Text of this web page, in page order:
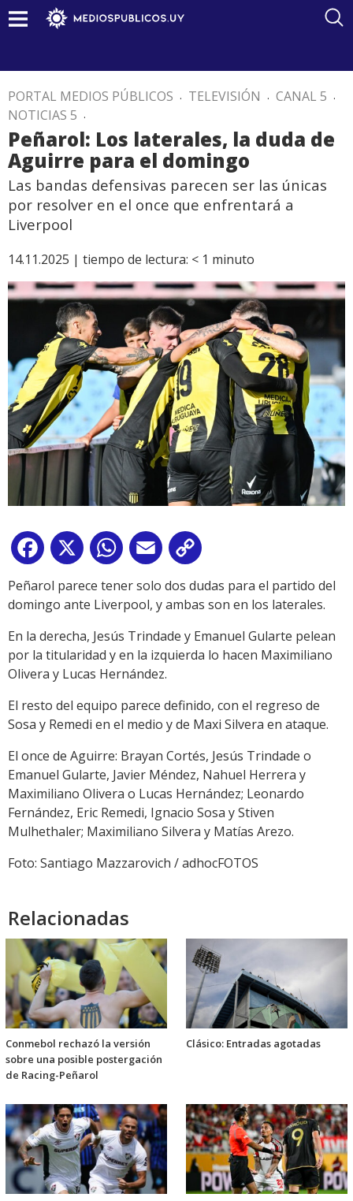
PORTAL MEDIOS PÚBLICOS . TELEVISIÓN . CANAL 5 .
NOTICIAS 5 .
Peñarol: Los laterales, la duda de
Aguirre para el domingo
Las bandas defensivas parecen ser las únicas
por resolver en el once que enfrentará a
Liverpool
14.11.2025 | tiempo de lectura: < 1 minuto
Facebook
X WhatsApp
Email
Link
Peñarol parece tener solo dos dudas para el partido del
domingo ante Liverpool, y ambas son en los laterales.
En la derecha, Jesús Trindade y Emanuel Gularte pelean
por la titularidad y en la izquierda lo hacen Maximiliano
Olivera y Lucas Hernández.
El resto del equipo parece definido, con el regreso de
Sosa y Remedi en el medio y de Maxi Silvera en ataque.
El once de Aguirre: Brayan Cortés, Jesús Trindade o
Emanuel Gularte, Javier Méndez, Nahuel Herrera y
Maximiliano Olivera o Lucas Hernández; Leonardo
Fernández, Eric Remedi, Ignacio Sosa y Stiven
Mulhethaler; Maximiliano Silvera y Matías Arezo.
Foto: Santiago Mazzarovich / adhocFOTOS
Relacionadas
Conmebol rechazó la versión
sobre una posible postergación
de Racing-Peñarol
Clásico: Entradas agotadas